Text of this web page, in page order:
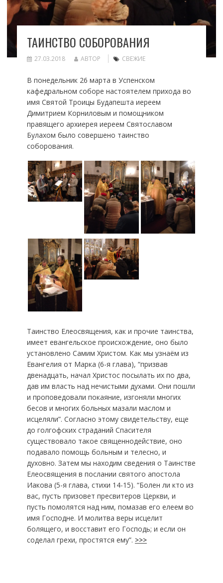
ТАИНСТВО СОБОРОВАНИЯ
27.03.2018 АВТОР СВЕЖИЕ
В понедельник 26 марта в Успенском
кафедральном соборе настоятелем прихода во
имя Святой Троицы Будапешта иереем
Димитрием Корниловым и помощником
правящего архиерея иереем Святославом
Булахом было совершено таинство
соборования.
Таинство Елеосвящения, как и прочие таинства,
имеет евангельское происхождение, оно было
установлено Самим Христом. Как мы узнаём из
Евангелия от Марка (6-я глава), “призвав
двенадцать, начал Христос посылать их по два,
дав им власть над нечистыми духами. Они пошли
и проповедовали покаяние, изгоняли многих
бесов и многих больных мазали маслом и
исцеляли”. Согласно этому свидетельству, еще
до голгофских страданий Спасителя
существовало такое священнодействие, оно
подавало помощь больным и телесно, и
духовно. Затем мы находим сведения о Таинстве
Елеосвящения в послании святого апостола
Иакова (5-я глава, стихи 14-15). “Болен ли кто из
вас, пусть призовет пресвитеров Церкви, и
пусть помолятся над ним, помазав его елеем во
имя Господне. И молитва веры исцелит
болящего, и восставит его Господь; и если он
соделал грехи, простятся ему”. >>>